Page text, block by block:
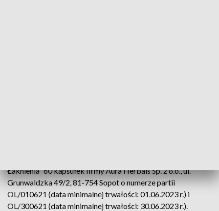
Łaknienia” 60 kapsułek firmy Aura Herbals Sp. z o.o., ul.
Grunwaldzka 49/2, 81-754 Sopot o numerze partii
OL/010621 (data minimalnej trwałości: 01.06.2023 r.) i
OL/300621 (data minimalnej trwałości: 30.06.2023 r.).